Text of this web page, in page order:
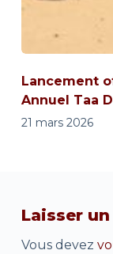
Lancement
Annuel Taa
21 mars 2026
Laisser
Vous devez